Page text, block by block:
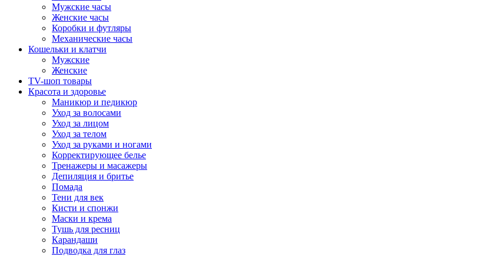
Мужские часы
Женские часы
Коробки и футляры
Механические часы
Кошельки и клатчи
Мужские
Женские
TV-шоп товары
Красота и здоровье
Маникюр и педикюр
Уход за волосами
Уход за лицом
Уход за телом
Уход за руками и ногами
Корректирующее белье
Тренажеры и масажеры
Депиляция и бритье
Помада
Тени для век
Кисти и спонжи
Маски и крема
Тушь для ресниц
Карандаши
Подводка для глаз